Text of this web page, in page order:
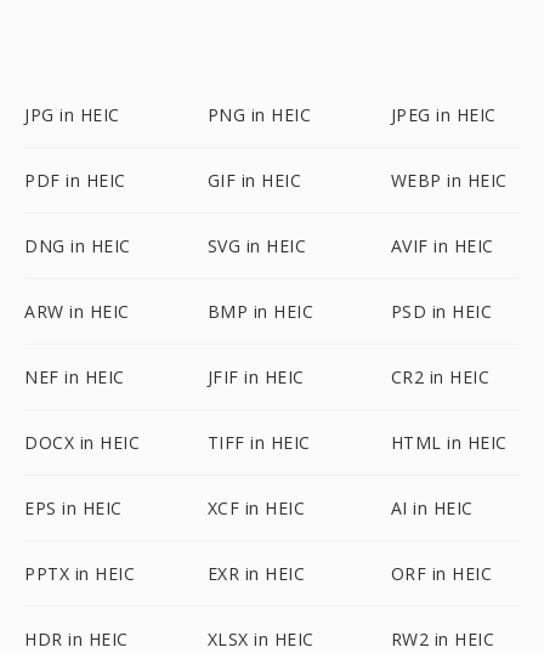
JPG in HEIC PNG in HEIC JPEG in HEIC
PDF in HEIC GIF in HEIC WEBP in HEIC
DNG in HEIC SVG in HEIC AVIF in HEIC
ARW in HEIC BMP in HEIC PSD in HEIC
NEF in HEIC JFIF in HEIC CR2 in HEIC
DOCX in HEIC TIFF in HEIC HTML in HEIC
EPS in HEIC XCF in HEIC AI in HEIC
PPTX in HEIC EXR in HEIC ORF in HEIC
HDR in HEIC XLSX in HEIC RW2 in HEIC